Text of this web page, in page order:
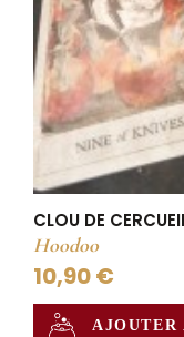
CLOU DE
Hoodoo
10,90 €
AJOUTER